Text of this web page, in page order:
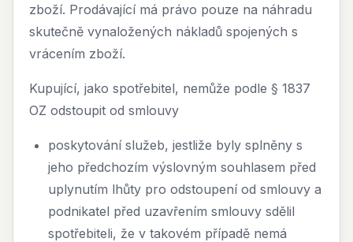
zboží. Prodávající má právo pouze na náhradu
skutečně vynaložených nákladů spojených s
vrácením zboží.
Kupující, jako spotřebitel, nemůže podle § 1837
OZ odstoupit od smlouvy
poskytování služeb, jestliže byly splněny s
jeho předchozím výslovným souhlasem před
uplynutím lhůty pro odstoupení od smlouvy a
podnikatel před uzavřením smlouvy sdělil
spotřebiteli, že v takovém případě nemá